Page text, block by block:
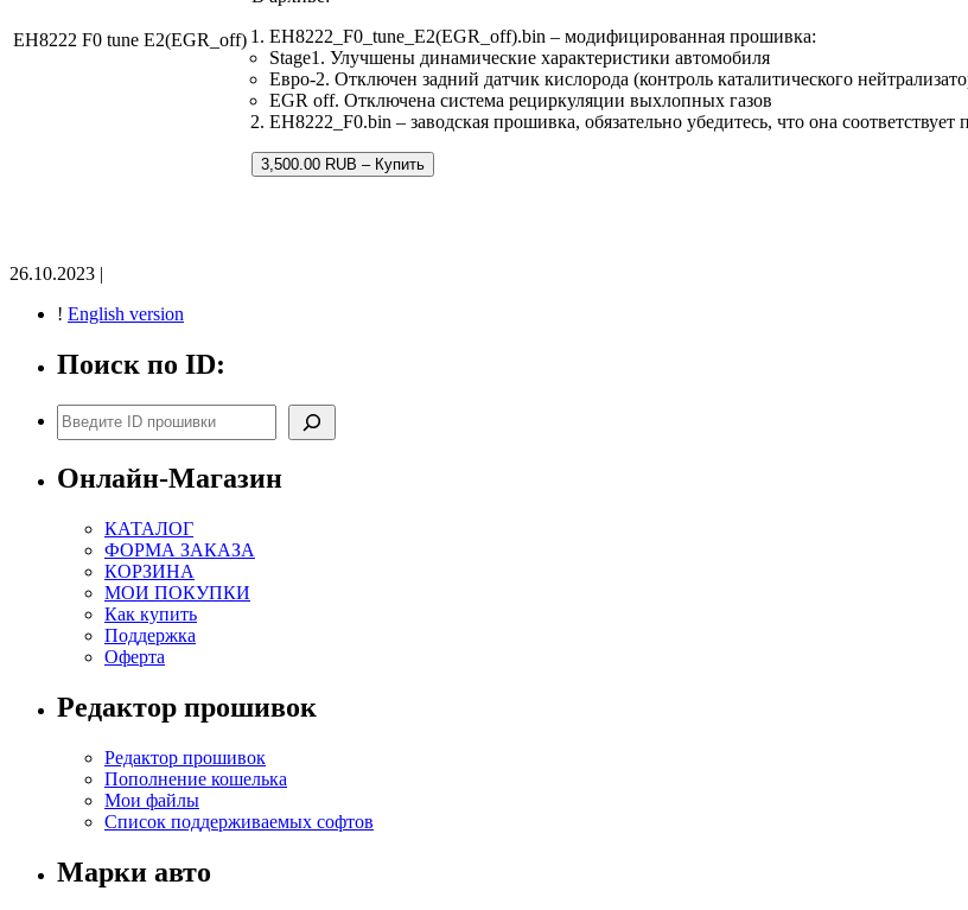
EH8222 F0 tune E2(EGR_off)
EH8222_F0_tune_E2(EGR_off).bin – модифицированная прошивка:
Stage1. Улучшены динамические характеристики автомобиля
Евро-2. Отключен задний датчик кислорода (контроль каталитического
EGR off. Отключена система рециркуляции выхлопных газов
EH8222_F0.bin – заводская прошивка, обязательно убедитесь, что она
3,500.00 RUB – Купить
26.10.2023 |
! English version
Поиск по ID:
Поиск
Онлайн-Магазин
КАТАЛОГ
ФОРМА ЗАКАЗА
КОРЗИНА
МОИ ПОКУПКИ
Как купить
Поддержка
Оферта
Редактор прошивок
Редактор прошивок
Пополнение кошелька
Мои файлы
Список поддерживаемых софтов
Марки авто